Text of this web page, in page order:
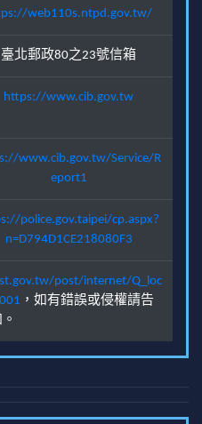
web110s.ntpd.gov.tw/
臺北郵政80之23號信箱
https://www.cib.gov.tw
www.cib.gov.tw/Service/R
eport1
police.gov.taipei/cp.aspx?
n=D794D1CE218080F3
post/internet/Q_loc
，如有錯誤或侵權請告